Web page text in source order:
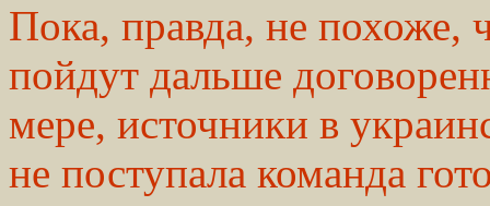
Пока, правда, не похоже,
пойдут дальше
мере, источники в
не поступала команда